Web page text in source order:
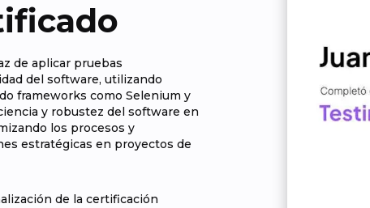
de aplicar pruebas
del software, utilizando
frameworks como Selenium y
y robustez del software en
los procesos y
estratégicas en proyectos de
de la certificación